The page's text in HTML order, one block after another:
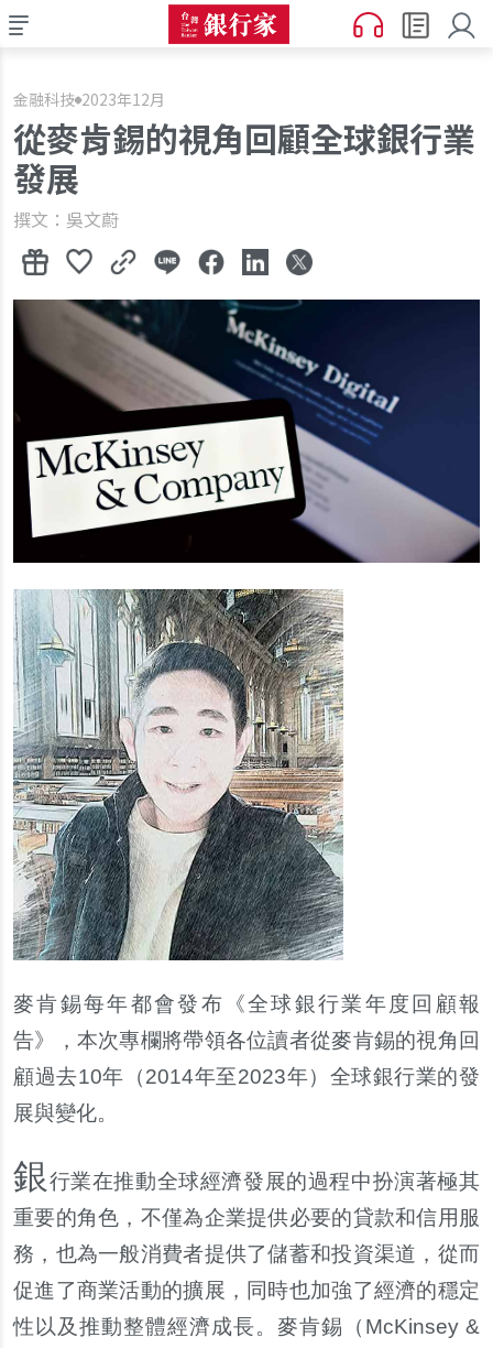
金融科技 2023年12月
從麥肯錫的視角回顧全球銀行業
發展
撰文：吳文蔚
麥肯錫每年都會發布《全球銀行業年度回顧報
告》，本次專欄將帶領各位讀者從麥肯錫的視角回
顧過去10年（2014年至2023年）全球銀行業的發
展與變化。
銀行業在推動全球經濟發展的過程中扮演著極其
重要的角色，不僅為企業提供必要的貸款和信用服
務，也為一般消費者提供了儲蓄和投資渠道，從而
促進了商業活動的擴展，同時也加強了經濟的穩定
性以及推動整體經濟成長。麥肯錫（McKinsey &